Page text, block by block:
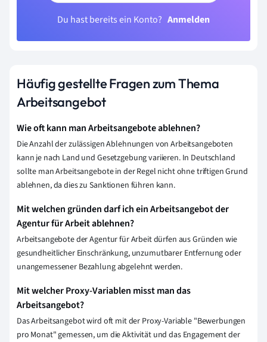
Du hast bereits ein Konto? Anmelden
Häufig gestellte Fragen zum Thema
Arbeitsangebot
Wie oft kann man Arbeitsangebote ablehnen?
Die Anzahl der zulässigen Ablehnungen von Arbeitsangeboten
kann je nach Land und Gesetzgebung variieren. In Deutschland
sollte man Arbeitsangebote in der Regel nicht ohne triftigen Grund
ablehnen, da dies zu Sanktionen führen kann.
Mit welchen gründen darf ich ein Arbeitsangebot der
Agentur für Arbeit ablehnen?
Arbeitsangebote der Agentur für Arbeit dürfen aus Gründen wie
gesundheitlicher Einschränkung, unzumutbarer Entfernung oder
unangemessener Bezahlung abgelehnt werden.
Mit welcher Proxy-Variablen misst man das
Arbeitsangebot?
Das Arbeitsangebot wird oft mit der Proxy-Variable "Bewerbungen
pro Monat" gemessen, um die Aktivität und das Engagement der